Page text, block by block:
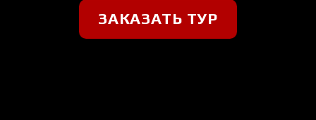
ЗАКАЗАТЬ ТУР